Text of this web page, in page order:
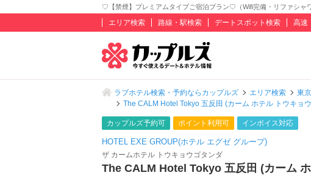
♡【禁煙】プレミアムタイプご宿泊プラン♡（Wifi完備・リファシャ
エリア検索 路線・駅検索 デートスポット検索 高速
ラブホテル検索・予約ならカップルズ エリア検索 東
The CALM Hotel Tokyo 五反田 (カーム ホテル トウキョ
カップルズ予約可 ポイント利用可 インボイス対応
HOTEL EXE GROUP(ホテル エグゼ グループ)
ザ カームホテル トウキョウゴタンダ
The CALM Hotel Tokyo 五反田 (カーム